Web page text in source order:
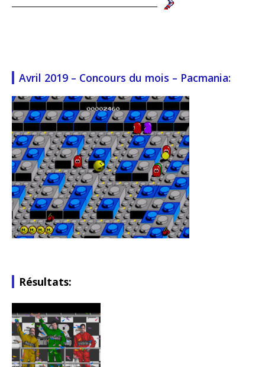
Avril 2019 – Concours du mois – Pacmania:
Résultats: